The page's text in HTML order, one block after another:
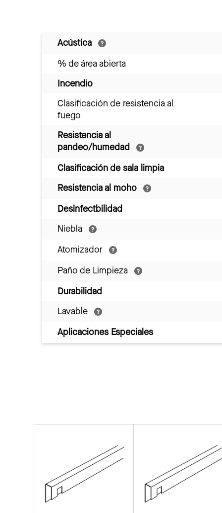
Acústica
% de área abierta
Incendio
Clasificación de resistencia al
fuego
Resistencia al
pandeo/humedad
Clasificación de sala limpia
Resistencia al moho
Desinfectbilidad
Niebla
Atomizador
Paño de Limpieza
Durabilidad
Lavable
Aplicaciones Especiales